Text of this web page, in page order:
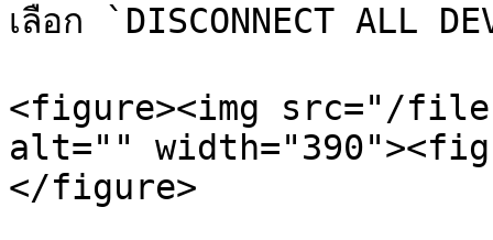
เลือก `DISCONNECT ALL
<figure><img src="/
alt=""
</figure>